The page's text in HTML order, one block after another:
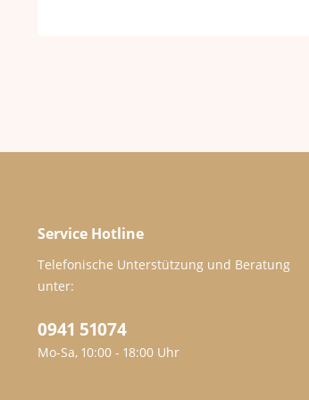
Service Hotline
Telefonische Unterstützung und Beratung
unter:
0941 51074
Mo-Sa, 10:00 - 18:00 Uhr